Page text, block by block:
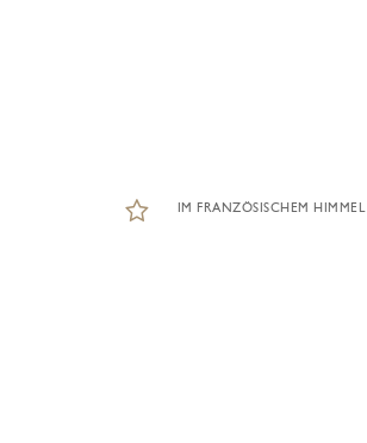
IM FRANZÖSISCHEM HIMMEL